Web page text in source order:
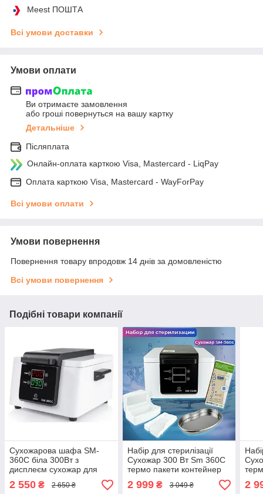
Meest ПОШТА
Всі умови доставки
Умови оплати
Ви отримаєте замовлення
або гроші повернуться на вашу картку
Детальніше
Післяплата
Онлайн-оплата карткою Visa, Mastercard - LiqPay
Оплата карткою Visa, Mastercard - WayForPay
Всі умови оплати
Умови повернення
Повернення товару впродовж 14 днів за домовленістю
Всі умови повернення
Подібні товари компанії
Сухожарова шафа SM-
360C біла 300Вт з
дисплеєм сухожар для
стерилізації інструментів
2 550 ₴ 2 650 ₴
Набір для стерилізації
Cухожар 300 Вт Sm 360C
термо пакети контейнер
манікюрних інструментів
2 999₴ 3 049 ₴ 2